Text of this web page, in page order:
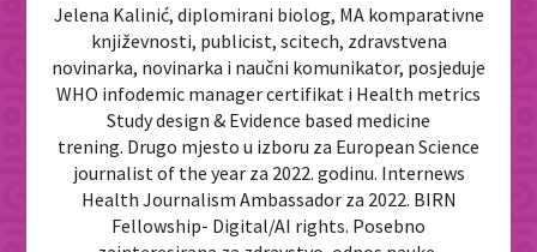
Jelena Kalinić, diplomirani biolog, MA komparativne
književnosti, publicist, scitech, zdravstvena
novinarka, novinarka i naučni komunikator, posjeduje
WHO infodemic manager certifikat i Health metrics
Study design & Evidence based medicine
trening. Drugo mjesto u izboru za European Science
journalist of the year za 2022. godinu. Internews
Health Journalism Ambassador za 2022. BIRN
Fellowship- Digital/AI rights. Posebno